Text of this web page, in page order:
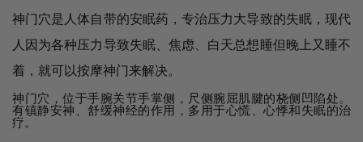
神门穴是人体自带的安眠药，专治压力大导致的失眠，现代
人因为各种压力导致失眠、焦虑、白天总想睡但晚上又睡不
着，就可以按摩神门来解决。
神门穴，位于手腕关节手掌侧，尺侧腕屈肌腱的桡侧凹陷处。
有镇静安神、舒缓神经的作用，多用于心慌、心悸和失眠的治
疗。